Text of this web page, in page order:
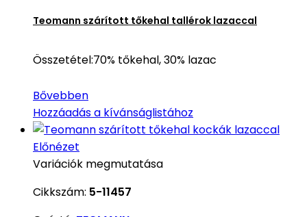
Teomann szárított tőkehal tallérok lazaccal
Összetétel:70% tőkehal, 30% lazac
Bővebben
Hozzáadás a kívánságlistához
Előnézet
Variációk megmutatása
Cikkszám: 5-11457